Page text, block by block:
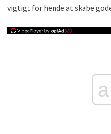
vigtigt for hende at skabe